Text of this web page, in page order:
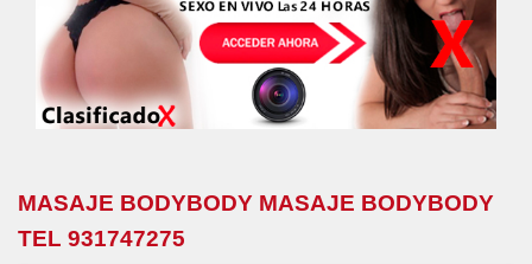
MASAJE BODYBODY MASAJE BODYBODY
TEL 931747275